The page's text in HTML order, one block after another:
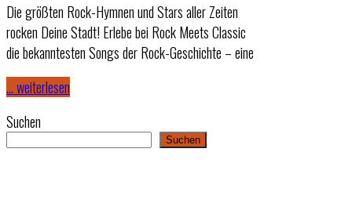
Die größten Rock-Hymnen und Stars aller Zeiten
rocken Deine Stadt! Erlebe bei Rock Meets Classic
die bekanntesten Songs der Rock-Geschichte – eine
… weiterlesen
Suchen
Suchen